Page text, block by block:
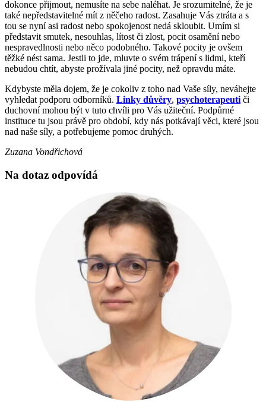
dokonce přijmout, nemusíte na sebe naléhat. Je srozumitelné, že je
také nepředstavitelné mít z něčeho radost. Zasahuje Vás ztráta a s
tou se nyní asi radost nebo spokojenost nedá skloubit. Umím si
představit smutek, nesouhlas, lítost či zlost, pocit osamění nebo
nespravedlnosti nebo něco podobného. Takové pocity je ovšem
těžké nést sama. Jestli to jde, mluvte o svém trápení s lidmi, kteří
nebudou chtít, abyste prožívala jiné pocity, než opravdu máte.
Kdybyste měla dojem, že je cokoliv z toho nad Vaše síly, neváhejte
vyhledat podporu odborníků. Linky důvěry, psychoterapeuti či
duchovní mohou být v tuto chvíli pro Vás užiteční. Podpůrné
instituce tu jsou právě pro období, kdy nás potkávají věci, které jsou
nad naše síly, a potřebujeme pomoc druhých.
Zuzana Vondřichová
Na dotaz odpovídá